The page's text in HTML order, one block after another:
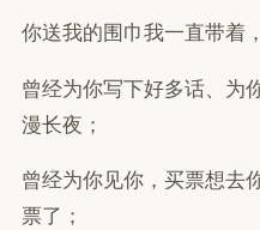
你送我的围巾我一直带着
曾经为你写下好多话、为
漫长夜；
曾经为你见你，买票想去
票了；